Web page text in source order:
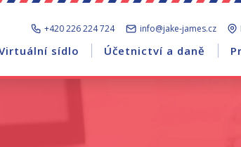
+420 226 224 724 info@jake-james.cz
sídlo Účetnictví a daně